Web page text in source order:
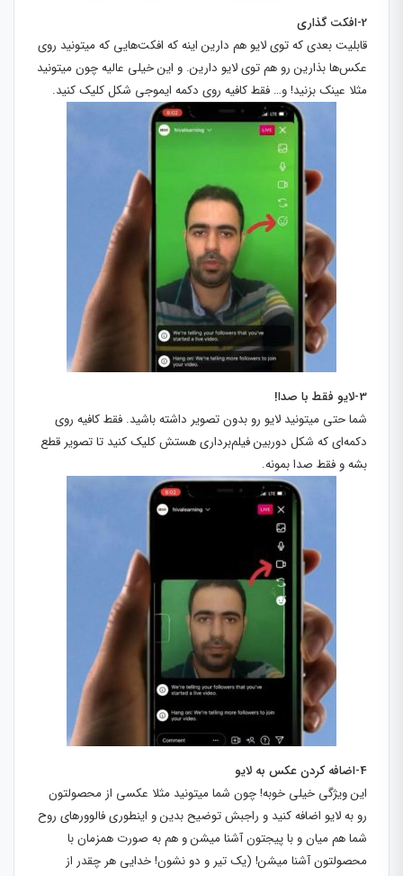
2-افکت گذاری
قابلیت بعدی که توی لایو هم دارین اینه که افکت‌هایی که میتونید روی
عکس‌ها بذارین رو هم توی لایو دارین. و این خیلی عالیه چون میتونید
مثلا عینک بزنید! و… فقط کافیه روی دکمه ایموجی شکل کلیک کنید.
3-لایو فقط با صدا!
شما حتی میتونید لایو رو بدون تصویر داشته باشید. فقط کافیه روی
دکمه‌ای که شکل دوربین فیلم‌برداری هستش کلیک کنید تا تصویر قطع
بشه و فقط صدا بمونه.
4-اضافه کردن عکس به لایو
این ویژگی خیلی خوبه! چون شما میتونید مثلا عکسی از محصولتون
رو به لایو اضافه کنید و راجبش توضیح بدین و اینطوری فالوورهای روح
شما هم میان و با پیجتون آشنا میشن و هم به صورت همزمان با
محصولتون آشنا میشن! (یک تیر و دو نشون! خدایی هر چقدر از